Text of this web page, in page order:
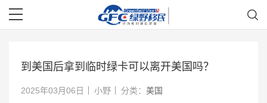
到美国后拿到临时绿卡可以离开美国吗？
2025年03月06日 小野 分类： 美国